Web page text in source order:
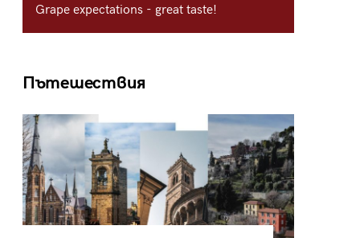
Grape expectations - great taste!
Пътешествия